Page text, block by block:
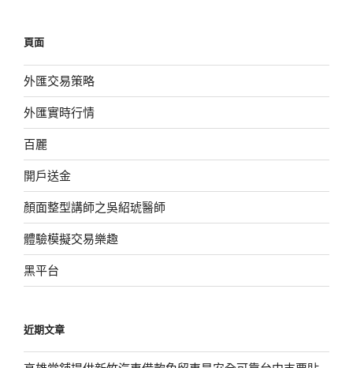
字:
頁面
外匯交易策略
外匯實時行情
百麗
開戶送金
顏面整型講師之吳紹琥醫師
體驗模擬交易樂趣
黑平台
近期文章